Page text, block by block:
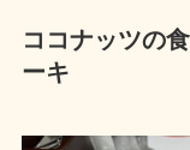
ココナッツの
ーキ